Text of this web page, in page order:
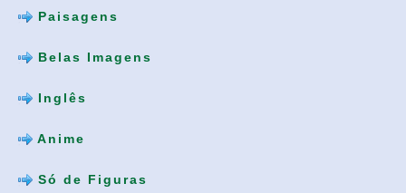
Paisagens
Belas Imagens
Inglês
Anime
Só de Figuras